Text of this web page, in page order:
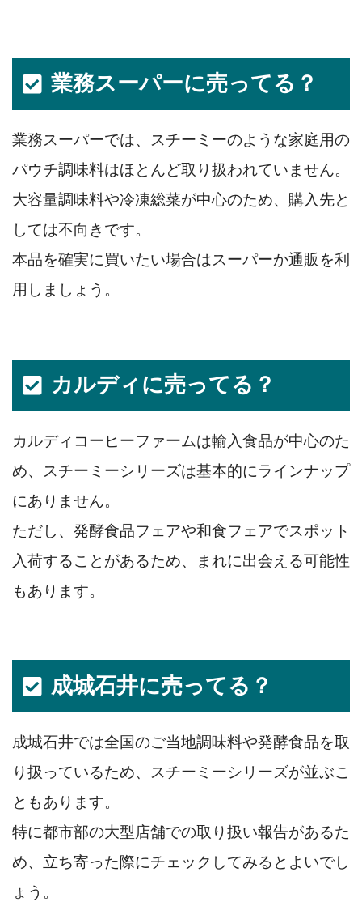
業務スーパーに売ってる？
業務スーパーでは、スチーミーのような家庭用の
パウチ調味料はほとんど取り扱われていません。
大容量調味料や冷凍総菜が中心のため、購入先と
しては不向きです。
本品を確実に買いたい場合はスーパーか通販を利
用しましょう。
カルディに売ってる？
カルディコーヒーファームは輸入食品が中心のた
め、スチーミーシリーズは基本的にラインナップ
にありません。
ただし、発酵食品フェアや和食フェアでスポット
入荷することがあるため、まれに出会える可能性
もあります。
成城石井に売ってる？
成城石井では全国のご当地調味料や発酵食品を取
り扱っているため、スチーミーシリーズが並ぶこ
ともあります。
特に都市部の大型店舗での取り扱い報告があるた
め、立ち寄った際にチェックしてみるとよいでし
ょう。